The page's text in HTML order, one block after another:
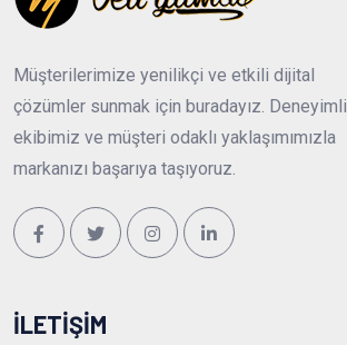
Müşterilerimize yenilikçi ve etkili dijital
çözümler sunmak için buradayız. Deneyimli
ekibimiz ve müşteri odaklı yaklaşımımızla
markanızı başarıya taşıyoruz.
İLETIŞIM